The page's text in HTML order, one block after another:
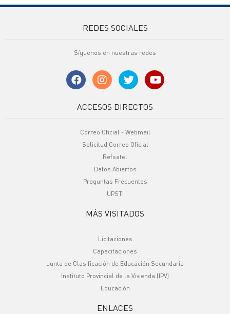
REDES SOCIALES
Síguenos en nuestras redes
ACCESOS DIRECTOS
Correo Oficial - Webmail
Solicitud Correo Oficial
Refsatel
Datos Abiertos
Preguntas Frecuentes
UPSTI
MÁS VISITADOS
Licitaciones
Capacitaciones
Junta de Clasificación de Educación Secundaria
Instituto Provincial de la Vivienda (IPV)
Educación
ENLACES